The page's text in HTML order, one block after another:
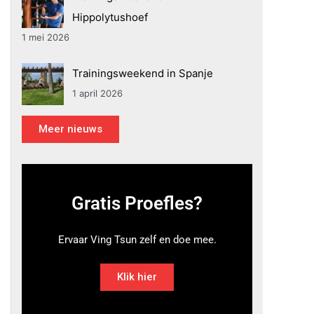
Hippolytushoef
1 mei 2026
Trainingsweekend in Spanje
1 april 2026
Meer nieuws
Gratis Proefles?
Ervaar Ving Tsun zelf en doe mee.
Klik hier